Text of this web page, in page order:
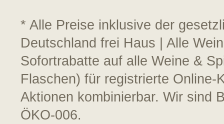
* Alle Preise inklusive der
Deutschland frei Haus | Alle
Sofortrabatte auf alle Weine &
Flaschen) für registrierte
Aktionen kombinierbar. Wir sind
ÖKO-006.